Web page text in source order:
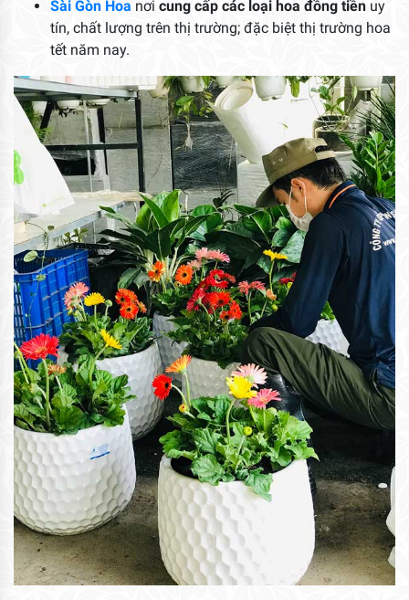
Sài Gòn Hoa nơi cung cấp các loại hoa đồng tiền uy
tín, chất lượng trên thị trường; đặc biệt thị trường hoa
tết năm nay.